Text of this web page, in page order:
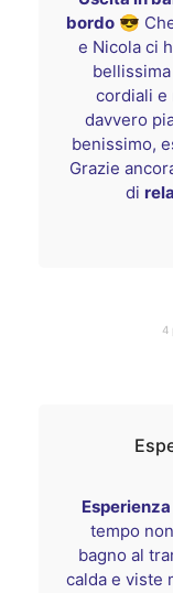
4
bordo 😎
e Nicola ci
cordiali e
davvero
benissimo,
Grazie
di
tempo
bagno al
calda e viste